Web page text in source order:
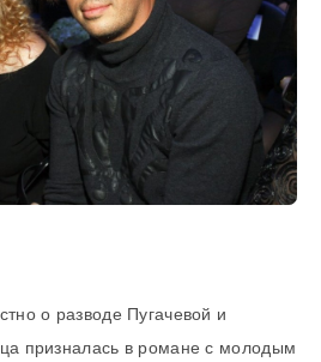
о разводе Пугачевой и
призналась в романе с молодым